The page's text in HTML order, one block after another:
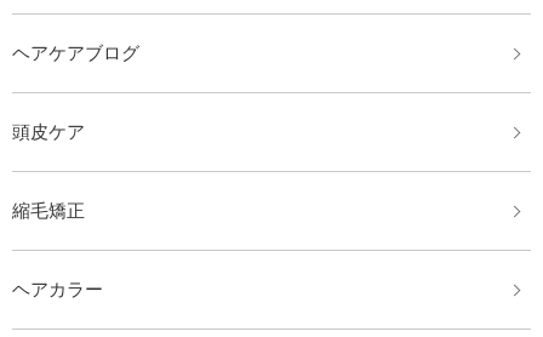
ヘアケアブログ
頭皮ケア
縮毛矯正
ヘアカラー